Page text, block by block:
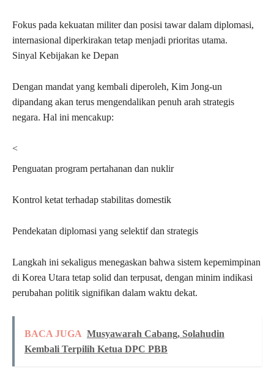
Fokus pada kekuatan militer dan posisi tawar dalam diplomasi,
internasional diperkirakan tetap menjadi prioritas utama.
Sinyal Kebijakan ke Depan
Dengan mandat yang kembali diperoleh, Kim Jong-un
dipandang akan terus mengendalikan penuh arah strategis
negara. Hal ini mencakup:
<
Penguatan program pertahanan dan nuklir
Kontrol ketat terhadap stabilitas domestik
Pendekatan diplomasi yang selektif dan strategis
Langkah ini sekaligus menegaskan bahwa sistem kepemimpinan
di Korea Utara tetap solid dan terpusat, dengan minim indikasi
perubahan politik signifikan dalam waktu dekat.
BACA JUGA Musyawarah Cabang, Solahudin
Kembali Terpilih Ketua DPC PBB